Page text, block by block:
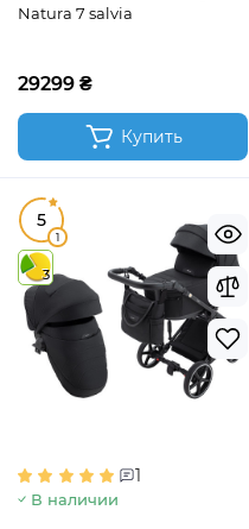
Natura 7 salvia
29299 ₴
Купить
5
1
3
1
В наличии